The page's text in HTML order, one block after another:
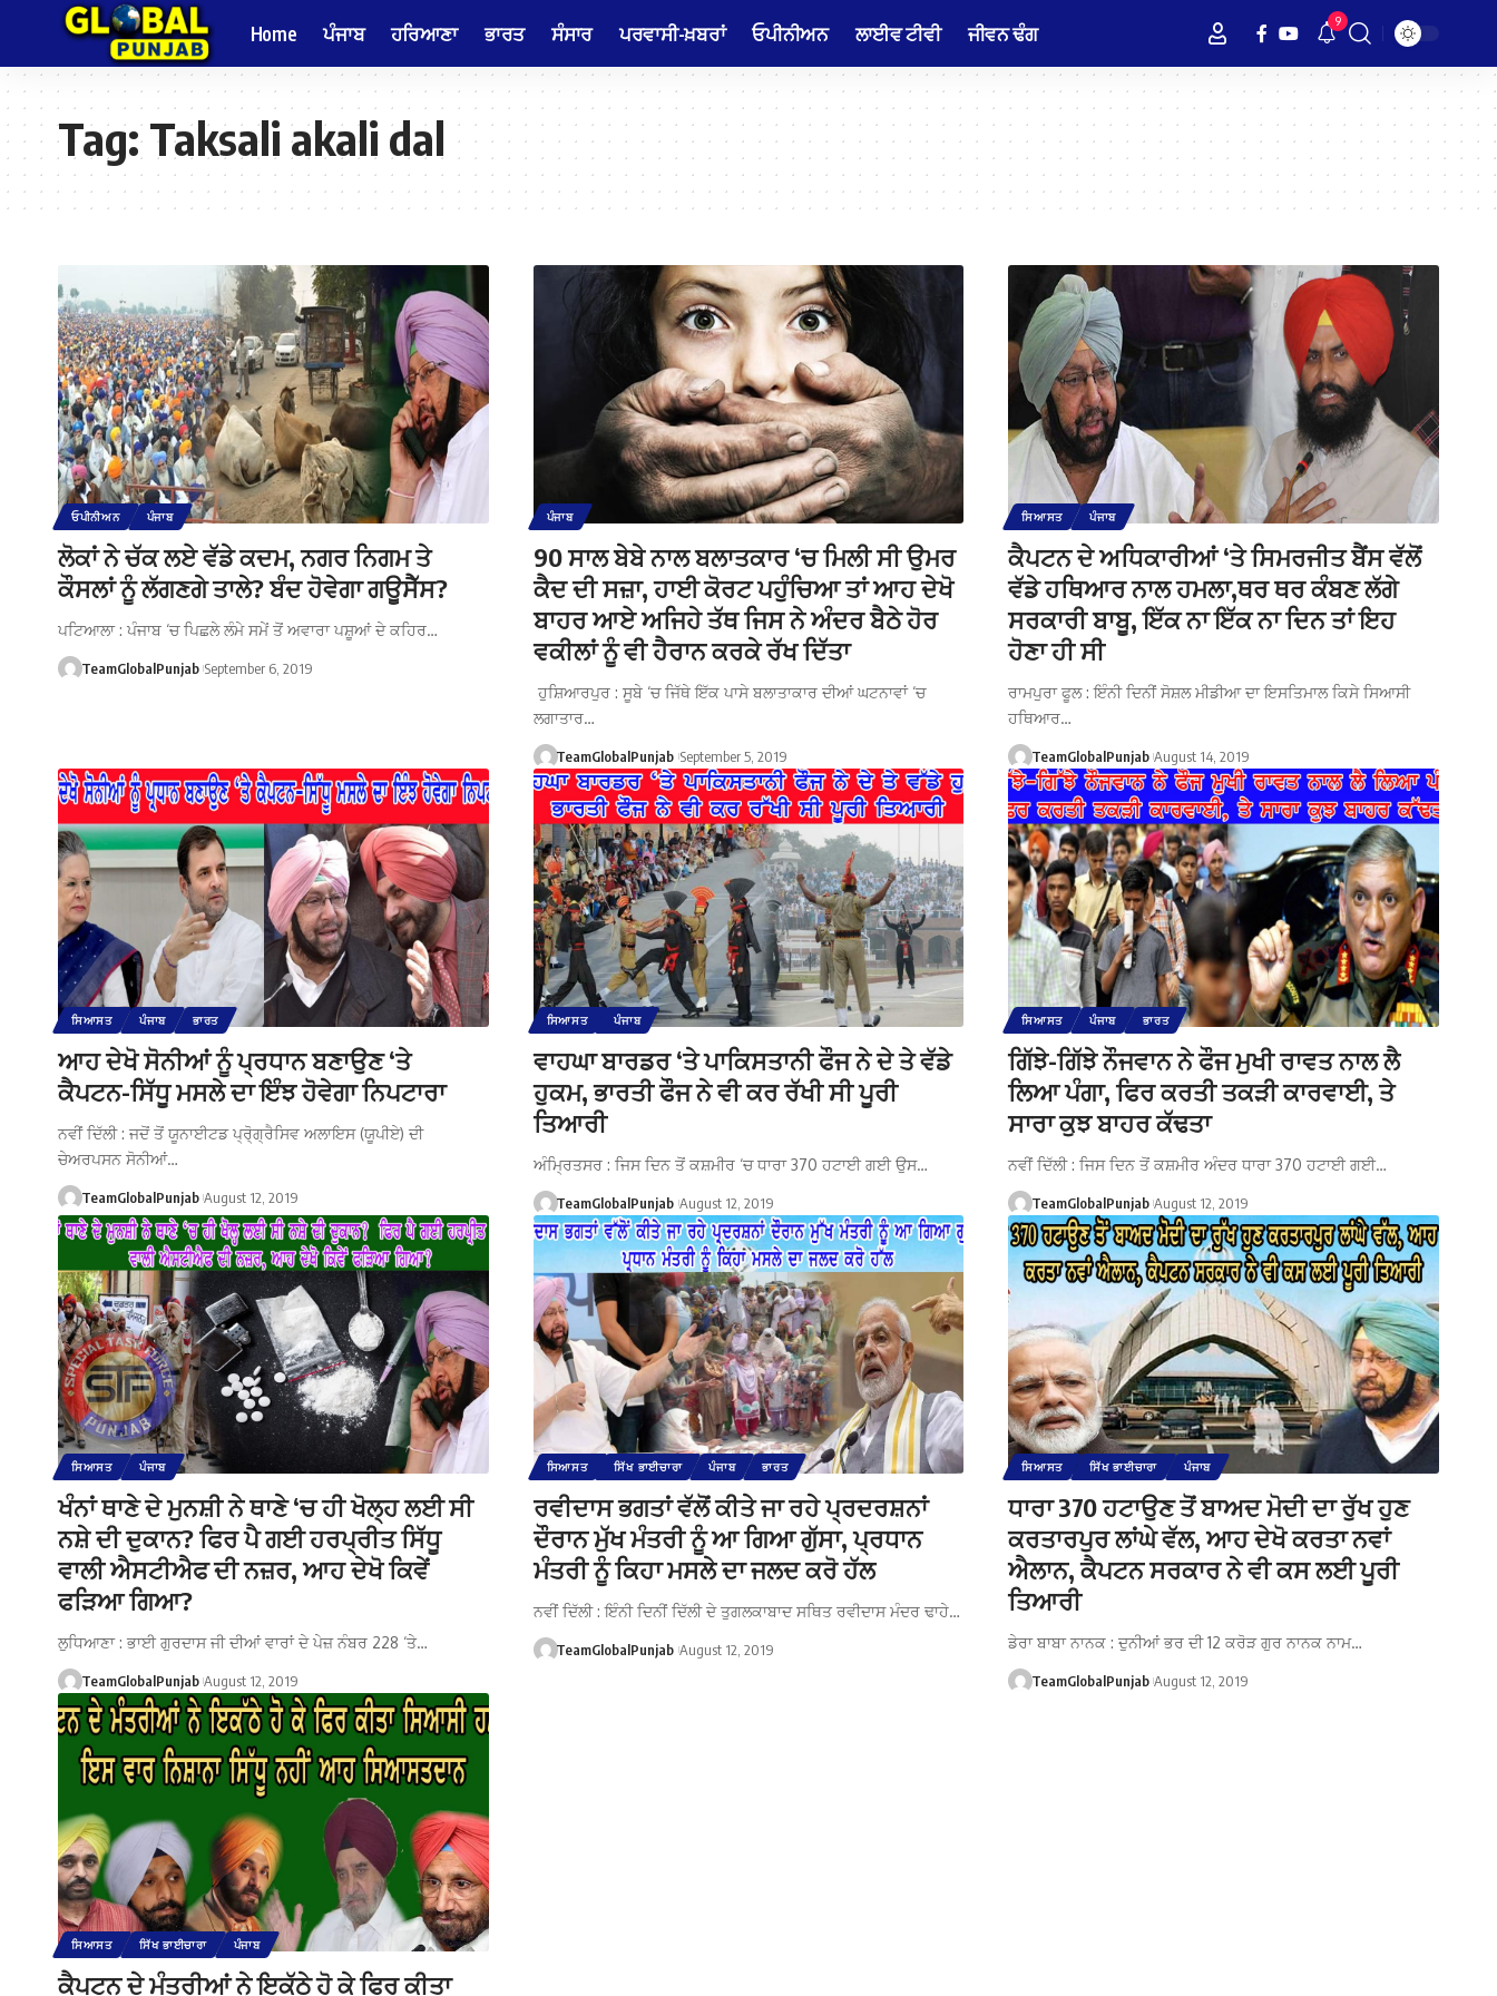
Home ਪੰਜਾਬ ਹਰਿਆਣਾ ਭਾਰਤ ਸੰਸਾਰ ਪਰਵਾਸੀ-ਖ਼ਬਰਾਂ ਓਪੀਨੀਅਨ ਲਾਈਵ ਟੀਵੀ ਜੀਵਨ ਢੰਗ 9
Tag:Taksali akali dal
ਓਪੀਨੀਅਨ ਪੰਜਾਬ
ਲੋਕਾਂ ਨੇ ਚੱਕ ਲਏ ਵੱਡੇ ਕਦਮ, ਨਗਰ ਨਿਗਮ ਤੇ
ਕੌਸਲਾਂ ਨੂੰ ਲੱਗਣਗੇ ਤਾਲੇ? ਬੰਦ ਹੋਵੇਗਾ ਗਊਸੈੱਸ?
ਪਟਿਆਲਾ : ਪੰਜਾਬ ‘ਚ ਪਿਛਲੇ ਲੰਮੇ ਸਮੇਂ ਤੋਂ ਅਵਾਰਾ ਪਸ਼ੂਆਂ ਦੇ ਕਹਿਰ…
TeamGlobalPunjab September 6, 2019
ਪੰਜਾਬ
90 ਸਾਲ ਬੇਬੇ ਨਾਲ ਬਲਾਤਕਾਰ ‘ਚ ਮਿਲੀ ਸੀ ਉਮਰ
ਕੈਦ ਦੀ ਸਜ਼ਾ, ਹਾਈ ਕੋਰਟ ਪਹੁੰਚਿਆ ਤਾਂ ਆਹ ਦੇਖੋ
ਬਾਹਰ ਆਏ ਅਜਿਹੇ ਤੱਥ ਜਿਸ ਨੇ ਅੰਦਰ ਬੈਠੇ ਹੋਰ
ਵਕੀਲਾਂ ਨੂੰ ਵੀ ਹੈਰਾਨ ਕਰਕੇ ਰੱਖ ਦਿੱਤਾ
ਹੁਸ਼ਿਆਰਪੁਰ : ਸੂਬੇ ‘ਚ ਜਿੱਥੇ ਇੱਕ ਪਾਸੇ ਬਲਾਤਾਕਾਰ ਦੀਆਂ ਘਟਨਾਵਾਂ ‘ਚ
ਲਗਾਤਾਰ…
TeamGlobalPunjab September 5, 2019
ਸਿਆਸਤ ਪੰਜਾਬ
ਕੈਪਟਨ ਦੇ ਅਧਿਕਾਰੀਆਂ ‘ਤੇ ਸਿਮਰਜੀਤ ਬੈਂਸ ਵੱਲੋਂ
ਵੱਡੇ ਹਥਿਆਰ ਨਾਲ ਹਮਲਾ,ਥਰ ਥਰ ਕੰਬਣ ਲੱਗੇ
ਸਰਕਾਰੀ ਬਾਬੂ, ਇੱਕ ਨਾ ਇੱਕ ਨਾ ਦਿਨ ਤਾਂ ਇਹ
ਹੋਣਾ ਹੀ ਸੀ
ਰਾਮਪੁਰਾ ਫੂਲ : ਇੰਨੀ ਦਿਨੀਂ ਸੋਸ਼ਲ ਮੀਡੀਆ ਦਾ ਇਸਤਿਮਾਲ ਕਿਸੇ ਸਿਆਸੀ
ਹਥਿਆਰ…
TeamGlobalPunjab August 14, 2019
ਸਿਆਸਤ ਪੰਜਾਬ ਭਾਰਤ
ਆਹ ਦੇਖੋ ਸੋਨੀਆਂ ਨੂੰ ਪ੍ਰਧਾਨ ਬਣਾਉਣ ‘ਤੇ
ਕੈਪਟਨ-ਸਿੱਧੂ ਮਸਲੇ ਦਾ ਇੰਝ ਹੋਵੇਗਾ ਨਿਪਟਾਰਾ
ਨਵੀਂ ਦਿੱਲੀ : ਜਦੋਂ ਤੋਂ ਯੂਨਾਈਟਡ ਪ੍ਰੋ੍ਗ੍ਰੈਸਿਵ ਅਲਾਇਸ (ਯੂਪੀਏ) ਦੀ
ਚੇਅਰਪਸਨ ਸੋਨੀਆਂ…
TeamGlobalPunjab August 12, 2019
ਸਿਆਸਤ ਪੰਜਾਬ
ਵਾਹਘਾ ਬਾਰਡਰ ‘ਤੇ ਪਾਕਿਸਤਾਨੀ ਫੌਜ ਨੇ ਦੇ ਤੇ ਵੱਡੇ
ਹੁਕਮ, ਭਾਰਤੀ ਫੌਜ ਨੇ ਵੀ ਕਰ ਰੱਖੀ ਸੀ ਪੂਰੀ
ਤਿਆਰੀ
ਅੰਮ੍ਰਿਤਸਰ : ਜਿਸ ਦਿਨ ਤੋਂ ਕਸ਼ਮੀਰ ‘ਚ ਧਾਰਾ 370 ਹਟਾਈ ਗਈ ਉਸ…
TeamGlobalPunjab August 12, 2019
ਸਿਆਸਤ ਪੰਜਾਬ ਭਾਰਤ
ਗਿੱਝੇ-ਗਿੱਝੇ ਨੌਜਵਾਨ ਨੇ ਫੌਜ ਮੁਖੀ ਰਾਵਤ ਨਾਲ ਲੈ
ਲਿਆ ਪੰਗਾ, ਫਿਰ ਕਰਤੀ ਤਕੜੀ ਕਾਰਵਾਈ, ਤੇ
ਸਾਰਾ ਕੁਝ ਬਾਹਰ ਕੱਢਤਾ
ਨਵੀਂ ਦਿੱਲੀ : ਜਿਸ ਦਿਨ ਤੋਂ ਕਸ਼ਮੀਰ ਅੰਦਰ ਧਾਰਾ 370 ਹਟਾਈ ਗਈ…
TeamGlobalPunjab August 12, 2019
ਸਿਆਸਤ ਪੰਜਾਬ
ਖੰਨਾਂ ਥਾਣੇ ਦੇ ਮੁਨਸ਼ੀ ਨੇ ਥਾਣੇ ‘ਚ ਹੀ ਖੋਲ੍ਹ ਲਈ ਸੀ
ਨਸ਼ੇ ਦੀ ਦੁਕਾਨ? ਫਿਰ ਪੈ ਗਈ ਹਰਪ੍ਰੀਤ ਸਿੱਧੂ
ਵਾਲੀ ਐਸਟੀਐਫ ਦੀ ਨਜ਼ਰ, ਆਹ ਦੇਖੋ ਕਿਵੇਂ
ਫੜਿਆ ਗਿਆ?
ਲੁਧਿਆਣਾ : ਭਾਈ ਗੁਰਦਾਸ ਜੀ ਦੀਆਂ ਵਾਰਾਂ ਦੇ ਪੇਜ਼ ਨੰਬਰ 228 ‘ਤੇ…
TeamGlobalPunjab August 12, 2019
ਸਿਆਸਤ ਸਿੱਖ ਭਾਈਚਾਰਾ ਪੰਜਾਬ ਭਾਰਤ
ਰਵੀਦਾਸ ਭਗਤਾਂ ਵੱਲੋਂ ਕੀਤੇ ਜਾ ਰਹੇ ਪ੍ਰਦਰਸ਼ਨਾਂ
ਦੌਰਾਨ ਮੁੱਖ ਮੰਤਰੀ ਨੂੰ ਆ ਗਿਆ ਗੁੱਸਾ, ਪ੍ਰਧਾਨ
ਮੰਤਰੀ ਨੂੰ ਕਿਹਾ ਮਸਲੇ ਦਾ ਜਲਦ ਕਰੋ ਹੱਲ
ਨਵੀਂ ਦਿੱਲੀ : ਇੰਨੀ ਦਿਨੀਂ ਦਿੱਲੀ ਦੇ ਤੁਗਲਕਾਬਾਦ ਸਥਿਤ ਰਵੀਦਾਸ ਮੰਦਰ ਢਾਹੇ…
TeamGlobalPunjab August 12, 2019
ਸਿਆਸਤ ਸਿੱਖ ਭਾਈਚਾਰਾ ਪੰਜਾਬ
ਧਾਰਾ 370 ਹਟਾਉਣ ਤੋਂ ਬਾਅਦ ਮੋਦੀ ਦਾ ਰੁੱਖ ਹੁਣ
ਕਰਤਾਰਪੁਰ ਲਾਂਘੇ ਵੱਲ, ਆਹ ਦੇਖੋ ਕਰਤਾ ਨਵਾਂ
ਐਲਾਨ, ਕੈਪਟਨ ਸਰਕਾਰ ਨੇ ਵੀ ਕਸ ਲਈ ਪੂਰੀ
ਤਿਆਰੀ
ਡੇਰਾ ਬਾਬਾ ਨਾਨਕ : ਦੁਨੀਆਂ ਭਰ ਦੀ 12 ਕਰੋੜ ਗੁਰ ਨਾਨਕ ਨਾਮ…
TeamGlobalPunjab August 12, 2019
ਸਿਆਸਤ ਸਿੱਖ ਭਾਈਚਾਰਾ ਪੰਜਾਬ
ਕੈਪਟਨ ਦੇ ਮੰਤਰੀਆਂ ਨੇ ਇਕੱਠੇ ਹੋ ਕੇ ਫਿਰ ਕੀਤਾ